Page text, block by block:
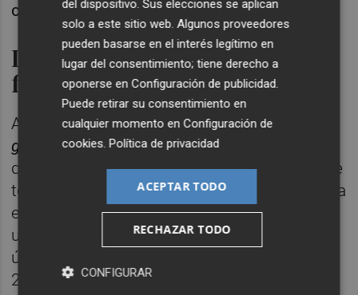
como el Ibiza, la Ponferradina o el Lugo.
La afición no se vuelca con el
filial
A pesar de ello, la realidad es que a la afición
groguetale cuesta ir a animar a su filial, ya
que la media de espectadores en la presente
temporada es de 1401, lo que se traduce una
entrada del 40%. El Mini Estadi cuenta con
un aforo de unas 3500 personas, pero
únicamente se ha superado la barrera de los
2000 asistentes en los encuentros frente al
del dispositivo. Sus elecciones se aplican
solo a este sitio web. Algunos proveedores
pueden basarse en el interés legítimo en
lugar del consentimiento; tiene derecho a
oponerse enConfiguración de publicidad
Puede retirar su consentimiento en
cualquier momento enConfiguración de
cookies .Política de privacidad
ACEPTAR TODO
RECHAZAR TODO
CONFIGURAR